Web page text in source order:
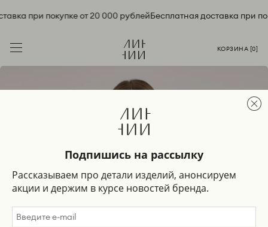
при покупке от 20 000 рублейБесплатная доставка при
КОРЗИНА [0
Подпишись на рассылку
Рассказываем про детали изделий, анонсируем
акции и держим в курсе новостей бренда.